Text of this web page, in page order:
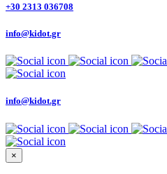
+30 2313 036708
info@kidot.gr
info@kidot.gr
×